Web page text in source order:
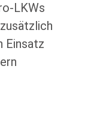
LKWs
Einsatz